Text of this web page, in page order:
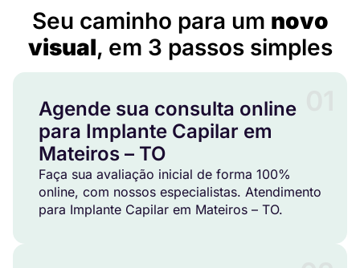
Seu caminho para um novo
visual, em 3 passos simples
Agende sua consulta online
para Implante Capilar em
Mateiros – TO
Faça sua avaliação inicial de forma 100%
online, com nossos especialistas. Atendimento
para Implante Capilar em Mateiros – TO.